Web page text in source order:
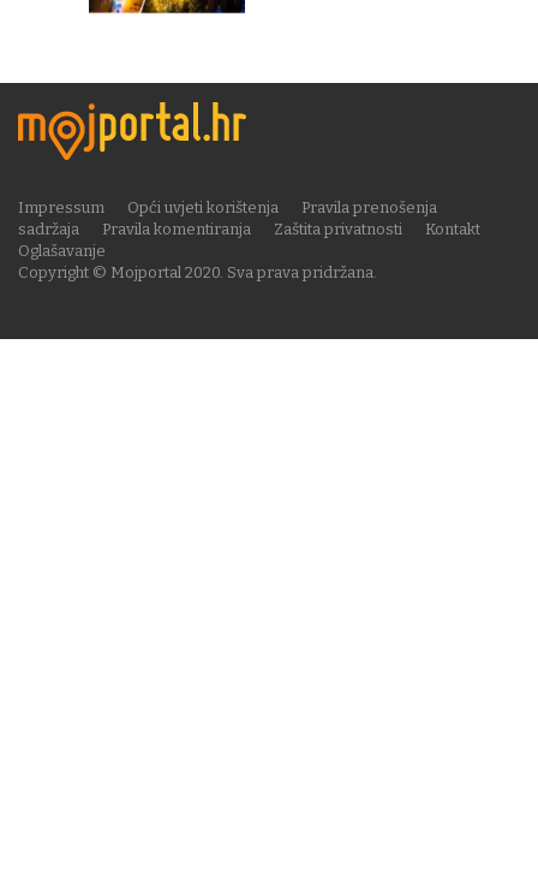
Copyright © Mojportal 2020. Sva prava pridržana.
Impressum Opći uvjeti korištenja
Pravila prenošenja
sadržaja
Pravila komentiranja Zaštita privatnosti
Kontakt
Oglašavanje